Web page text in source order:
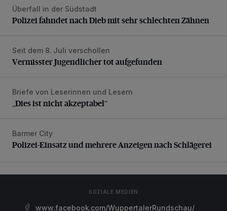
Polizei fahndet nach Dieb mit sehr schlechten Zähnen
Überfall in der Südstadt
Polizei fahndet nach Dieb mit sehr schlechten Zähnen
Vermisster Jugendlicher tot aufgefunden
Seit dem 8. Juli verschollen
Vermisster Jugendlicher tot aufgefunden
„Dies ist nicht akzeptabel“
Briefe von Leserinnen und Lesern
„Dies ist nicht akzeptabel“
Polizei-Einsatz und mehrere Anzeigen nach Schlägerei
Barmer City
Polizei-Einsatz und mehrere Anzeigen nach Schlägerei
SOZIALE MEDIEN
www.facebook.com/WuppertalerRundschau/